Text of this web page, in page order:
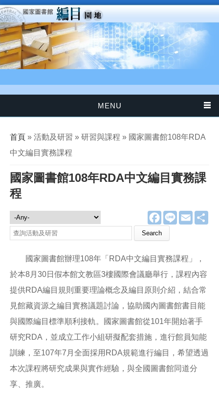
移至主內容
MENU
您在這裡
首頁 » 活動及研習 » 研習與課程 » 國家圖書館108年RDA
中文編目實務課程
國家圖書館108年RDA中文編目實務課
程
F
a
e
o
o
k
L
E
m
活動及研習
查詢活動及研習
國家圖書館辦理108年「RDA中文編目實務課程」，
於本8月30日假本館文教區3樓國際會議廳舉行，課程內容
提供RDA編目規則重要理論概念及編目原則介紹，結合常
見館藏資源之編目實務議題討論，協助國內圖書館書目能
與國際編目標準順利接軌。國家圖書館從101年開始著手
研究RDA，並成立工作小組研擬配套措施，進行館員知能
訓練，至107年7月全面採用RDA規範進行編目，希望透過
本次課程將研究成果與實作經驗，與全國圖書館同道分
享、推廣。